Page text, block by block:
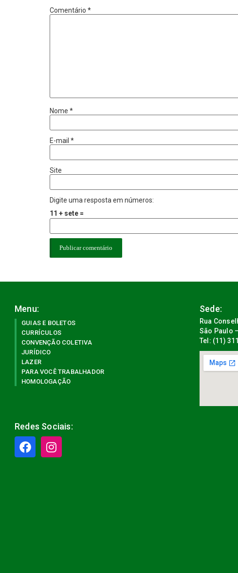
Comentário *
Nome *
E-mail *
Site
Digite uma resposta em números:
11 + sete =
Menu:
GUIAS E BOLETOS
CURRÍCULOS
CONVENÇÃO COLETIVA
JURÍDICO
LAZER
PARA VOCÊ TRABALHADOR
HOMOLOGAÇÃO
Redes Sociais:
Sede:
Rua
São Paulo
Tel: (11)